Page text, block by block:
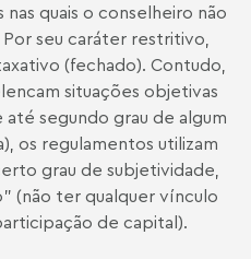
quais o conselheiro não
seu caráter restritivo,
(fechado). Contudo,
situações objetivas
segundo grau de algum
os regulamentos utilizam
grau de subjetividade,
(não ter qualquer vínculo
de capital).